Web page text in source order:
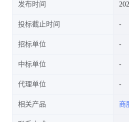
发布时间
投标截止时间
招标单位
中标单位
代理单位
相关产品 商